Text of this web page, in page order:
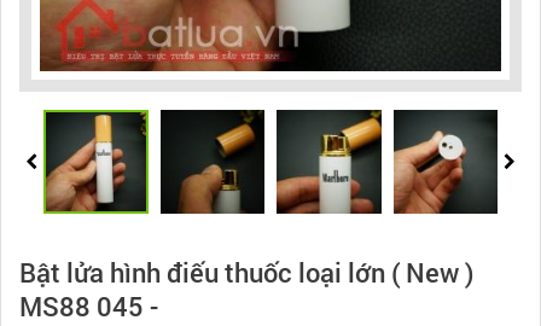
Bật lửa hình điếu thuốc loại lớn ( New )
MS88 045 -